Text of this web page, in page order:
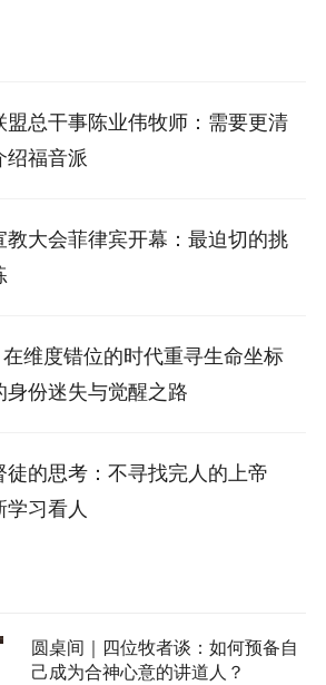
盟总干事陈业伟牧师：需要更清
绍福音派
教大会菲律宾开幕：最迫切的挑
维度错位的时代重寻生命坐标
份迷失与觉醒之路
徒的思考：不寻找完人的上帝
习看人
圆桌间｜四位牧者谈：如何预备自
己成为合神心意的讲道人？